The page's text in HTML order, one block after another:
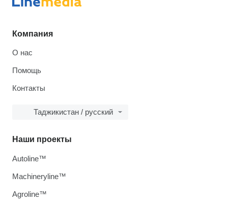
Компания
О нас
Помощь
Контакты
Таджикистан / русский
Наши проекты
Autoline™
Machineryline™
Agroline™